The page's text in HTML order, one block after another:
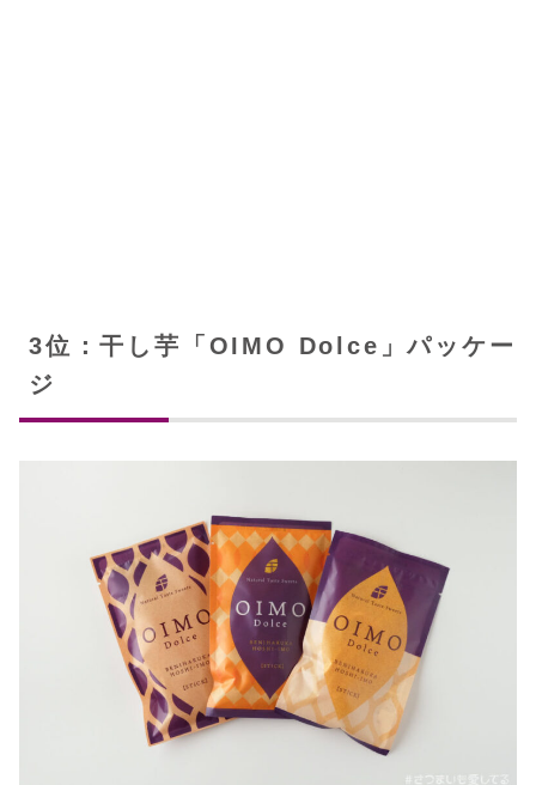
3位：干し芋「OIMO Dolce」パッケー
ジ